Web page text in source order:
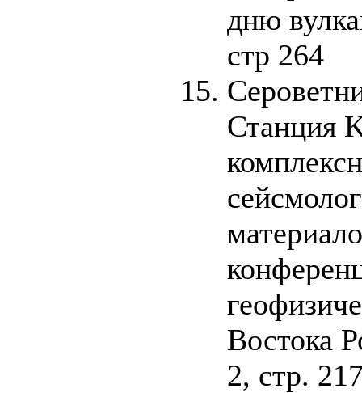
дню
стр 264
Станция
Востока
2, стр.